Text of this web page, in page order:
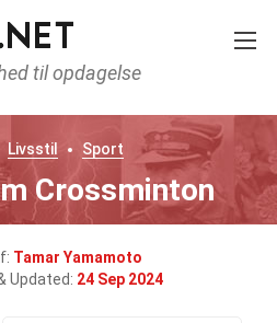
til opdagelse
Livsstil Sport
Crossminton
Tamar Yamamoto
Updated: 24 Sep 2024